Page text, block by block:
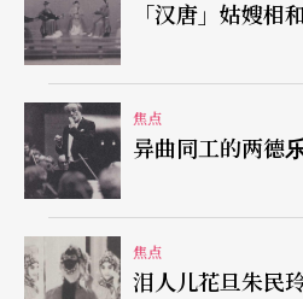
演奏会，被人误认为喜欢耍
赛当评审时，她却又常因同
转无法决定得奖者名单。傅
的音乐家的特色，他说杜普
直觉，而阿格丽希的音乐中
的观察力（perception）而
「汉唐」姑嫂相
焦点
异曲同工的两德
焦点
泪人儿花旦朱民